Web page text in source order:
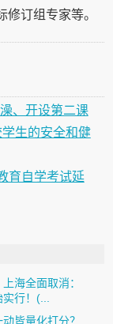
订组专家等。
、开设第二课
生的安全和健
育自学考试延
海全面取消：
行！(...
皆量化打分？